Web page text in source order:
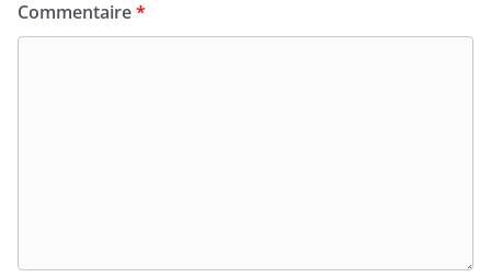
Commentaire*